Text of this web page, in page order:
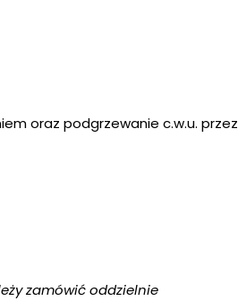
oraz podgrzewanie c.w.u. przez
zamówić oddzielnie